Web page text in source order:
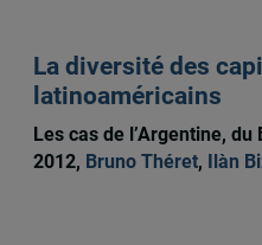
La diversité des
latinoaméricains
Les cas de l’Argentine,
2012, Bruno Théret, Ilàn